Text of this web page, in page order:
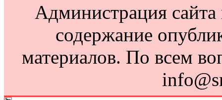
Администрация сайта
содержание
материалов. По всем